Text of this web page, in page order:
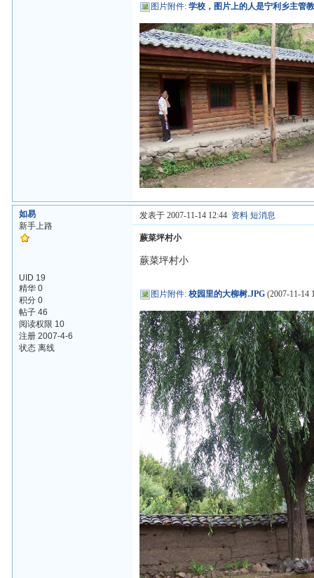
图片附件:学校，图片上的人是宁利乡主管
如易
新手上路
UID 19
精华 0
积分 0
帖子 46
阅读权限 10
注册 2007-4-6
状态 离线
发表于 2007-11-14 12:44 资料 短消息
蕨菜坪村小
蕨菜坪村小
图片附件:校园里的大柳树.JPG (2007-11-14